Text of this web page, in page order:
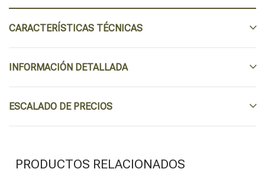
CARACTERÍSTICAS TÉCNICAS
INFORMACIÓN DETALLADA
ESCALADO DE PRECIOS
PRODUCTOS RELACIONADOS